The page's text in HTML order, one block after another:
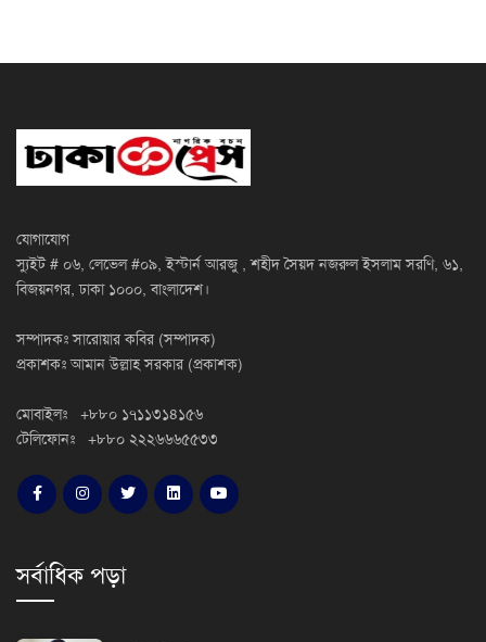
যোগাযোগ
স্যুইট # ০৬, লেভেল #০৯, ইস্টার্ন আরজু , শহীদ সৈয়দ নজরুল ইসলাম সরণি, ৬১,
বিজয়নগর, ঢাকা ১০০০, বাংলাদেশ।
সম্পাদকঃ সারোয়ার কবির (সম্পাদক)
প্রকাশকঃ আমান উল্লাহ সরকার (প্রকাশক)
মোবাইলঃ +৮৮০ ১৭১১৩১৪১৫৬
টেলিফোনঃ +৮৮০ ২২২৬৬৬৫৫৩৩
সর্বাধিক পড়া